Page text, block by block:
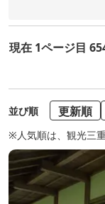
現在 1ページ目
並び順 更新順
※人気順は、観光三